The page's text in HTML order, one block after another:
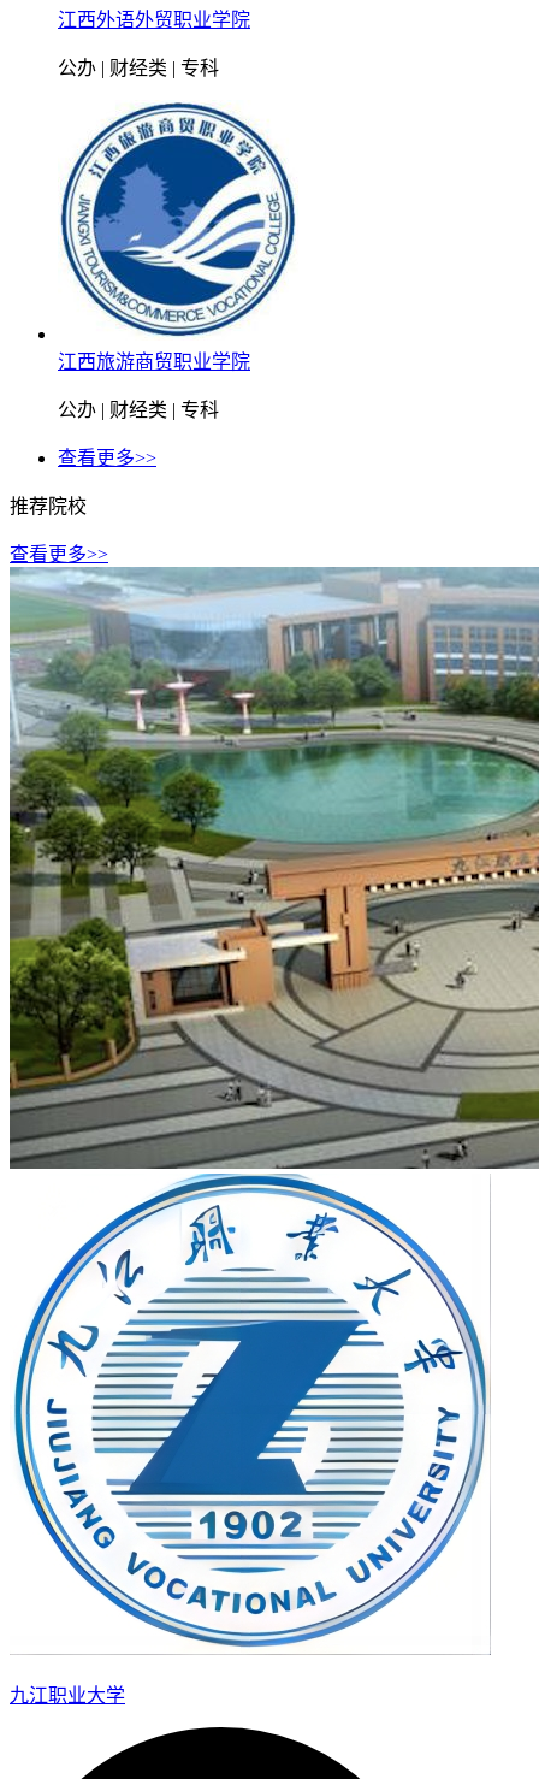
江西外语外贸职业学院
公办 | 财经类 | 专科
江西旅游商贸职业学院
公办 | 财经类 | 专科
查看更多>>
推荐院校
查看更多>>
九江职业大学